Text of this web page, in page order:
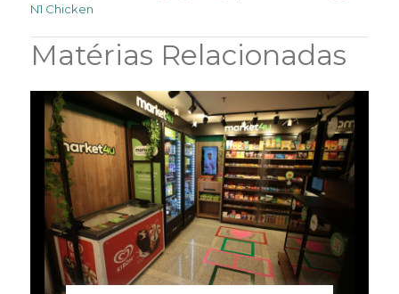
N1 Chicken
Matérias Relacionadas